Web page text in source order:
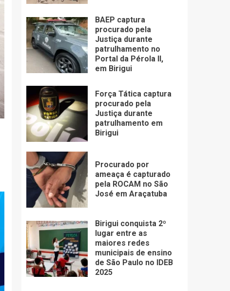
BAEP captura
procurado pela
Justiça durante
patrulhamento no
Portal da Pérola ll,
em Birigui
Força Tática captura
procurado pela
Justiça durante
patrulhamento em
Birigui
Procurado por
ameaça é capturado
pela ROCAM no São
José em Araçatuba
Birigui conquista 2º
lugar entre as
maiores redes
municipais de ensino
de São Paulo no IDEB
2025